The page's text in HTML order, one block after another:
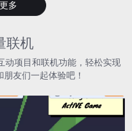
多
联机
动项目和联机功能，轻松实现
友们一起体验吧！